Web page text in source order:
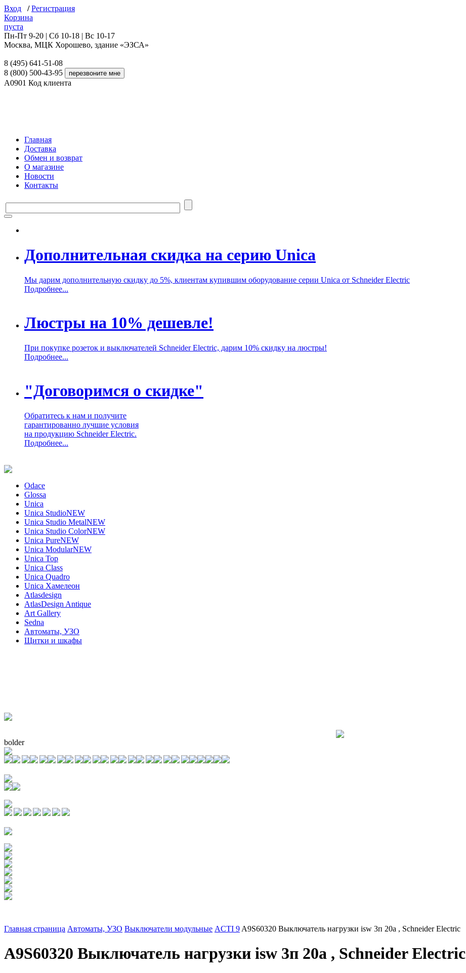
Вход / Регистрация
Корзина
пуста
Пн-Пт 9-20 | Сб 10-18 | Вс 10-17
Москва, МЦК Хорошево, здание «ЭЗСА»
8 (495) 641-51-08
8 (800) 500-43-95
A0901 Код клиента
Главная
Доставка
Обмен и возврат
О магазине
Новости
Контакты
Дополнительная скидка на серию Unica
Мы дарим дополнительную скидку до 5%, клиентам купившим оборудование серии Unica от Schneider Electric
Подробнее...
Люстры на 10% дешевле!
При покупке розеток и выключателей Schneider Electric, дарим 10% скидку на люстры!
Подробнее...
"Договоримся о скидке"
Обратитесь к нам и получите
гарантированно лучшие условия
на продукцию Schneider Electric.
Подробнее...
Odace
Glossa
Unica
Unica StudioNEW
Unica Studio MetalNEW
Unica Studio ColorNEW
Unica PureNEW
Unica ModularNEW
Unica Top
Unica Class
Unica Quadro
Unica Хамелеон
Atlasdesign
AtlasDesign Antique
Art Gallery
Sedna
Автоматы, УЗО
Щитки и шкафы
bolder
Главная страница Автоматы, УЗО Выключатели модульные ACTI 9 A9S60320 Выключатель нагрузки isw 3п 20a , Schneider Electric
A9S60320 Выключатель нагрузки isw 3п 20a , Schneider Electric